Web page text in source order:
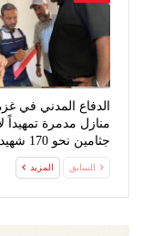
منازل مدمرة تمهيداً
جثامين
السابق المزيد